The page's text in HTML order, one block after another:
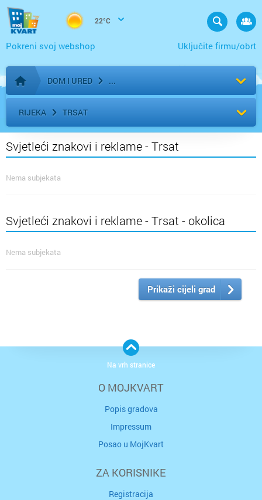
22°C
Uključite firmu/obrt
Pokreni svoj webshop
Početna stranica
DOM I URED
RIJEKA TRSAT
Svjetleći znakovi i reklame - Trsat
Nema subjekata
Svjetleći znakovi i reklame - Trsat - okolica
Nema subjekata
Prikaži cijeli grad
O MOJKVART
Popis gradova
Impressum
Posao u MojKvart
ZA KORISNIKE
Registracija
Na vrh stranice